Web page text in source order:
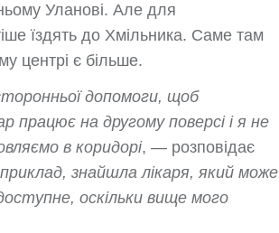
Уланові. Але для
їздять до Хмільника. Саме там
центрі є більше.
допомоги, щоб
працює на другому поверсі і я не
в коридорі, — розповідає
знайшла лікаря, який може
оскільки вище мого